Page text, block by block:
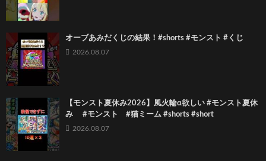
オーブあみだくじの結果！#shorts #モンスト #くじ
2026.08.07
【モンスト夏休み2026】風火輪α欲しい #モンスト夏休
み #モンスト #猫ミーム #shorts #short
2026.08.07